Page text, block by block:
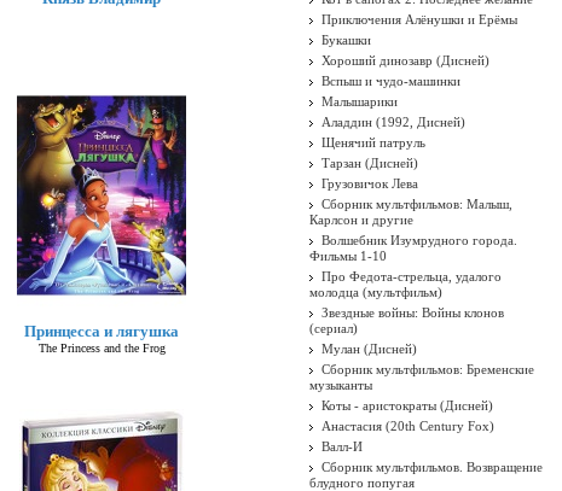
Принцесса и лягушка
The Princess and the Frog
Приключения Алёнушки и Ерёмы
Букашки
Хороший динозавр (Дисней)
Вспыш и чудо-машинки
Малышарики
Аладдин (1992, Дисней)
Щенячий патруль
Тарзан (Дисней)
Грузовичок Лева
Сборник мультфильмов: Малыш,
Карлсон и другие
Волшебник Изумрудного города.
Фильмы 1-10
Про Федота-стрельца, удалого
молодца (мультфильм)
Звездные войны: Войны клонов
(сериал)
Мулан (Дисней)
Сборник мультфильмов: Бременские
музыканты
Коты - аристократы (Дисней)
Анастасия (20th Century Fox)
Валл-И
Сборник мультфильмов. Возвращение
блудного попугая